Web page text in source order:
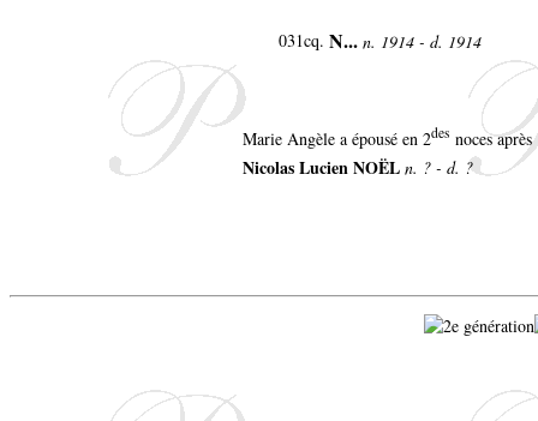
031cq. N... n. 1914 - d. 1914
Marie Angèle a épousé en 2des noces
Nicolas Lucien NOËL n. ? - d. ?